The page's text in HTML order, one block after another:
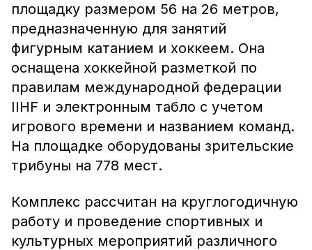
площадку размером 56 на 26 метров,
предназначенную для занятий
фигурным катанием и хоккеем. Она
оснащена хоккейной разметкой по
правилам международной федерации
IIHF и электронным табло с учетом
игрового времени и названием команд.
На площадке оборудованы зрительские
трибуны на 778 мест.
Комплекс рассчитан на круглогодичную
работу и проведение спортивных и
культурных мероприятий различного